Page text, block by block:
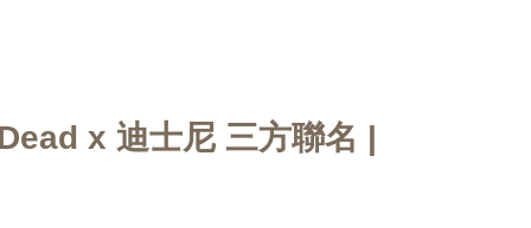
x 迪士尼 三方聯名 |